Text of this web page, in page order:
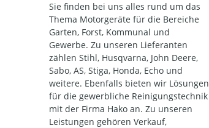
Sie finden bei uns alles rund um das
Thema Motorgeräte für die Bereiche
Garten, Forst, Kommunal und
Gewerbe. Zu unseren Lieferanten
zählen Stihl, Husqvarna, John Deere,
Sabo, AS, Stiga, Honda, Echo und
weitere. Ebenfalls bieten wir Lösungen
für die gewerbliche Reinigungstechnik
mit der Firma Hako an. Zu unseren
Leistungen gehören Verkauf,